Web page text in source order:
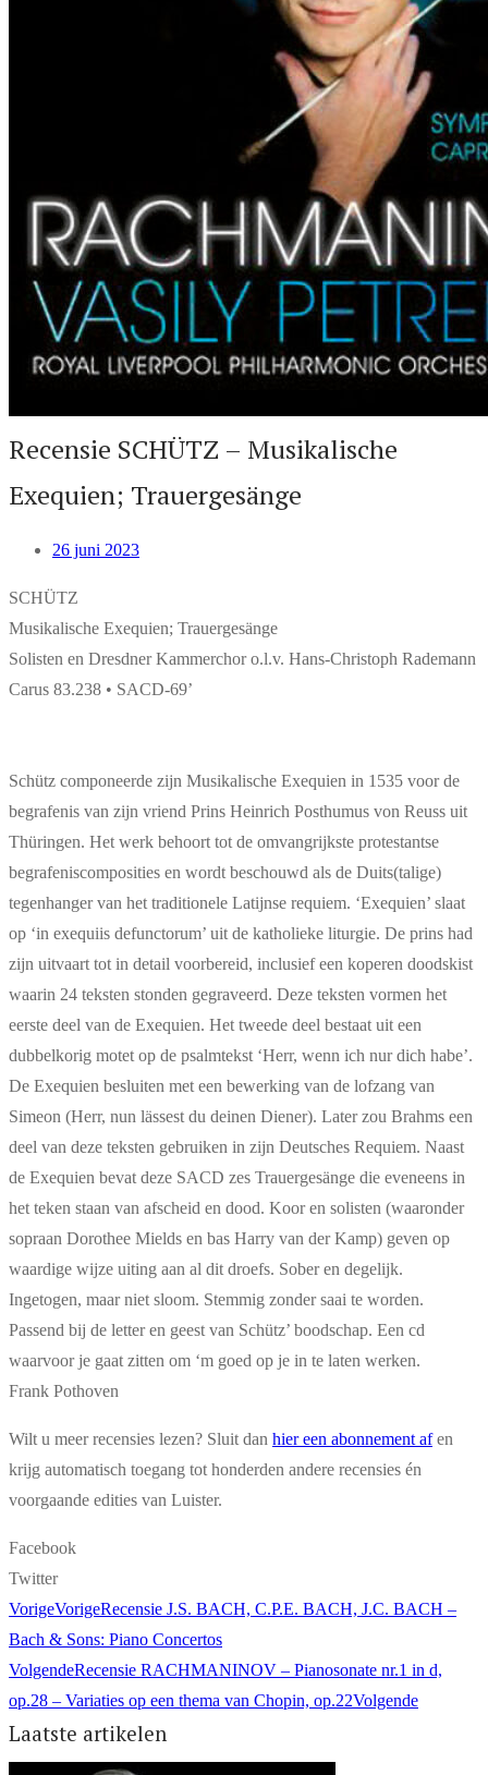
Recensie SCHÜTZ – Musikalische
Exequien; Trauergesänge
26 juni 2023
SCHÜTZ
Musikalische Exequien; Trauergesänge
Solisten en Dresdner Kammerchor o.l.v. Hans-Christoph Rademann
Carus 83.238 • SACD-69’
Schütz componeerde zijn Musikalische Exequien in 1535 voor de
begrafenis van zijn vriend Prins Heinrich Posthumus von Reuss uit
Thüringen. Het werk behoort tot de omvangrijkste protestantse
begrafeniscomposities en wordt beschouwd als de Duits(talige)
tegenhanger van het traditionele Latijnse requiem. ‘Exequien’ slaat
op ‘in exequiis defunctorum’ uit de katholieke liturgie. De prins had
zijn uitvaart tot in detail voorbereid, inclusief een koperen doodskist
waarin 24 teksten stonden gegraveerd. Deze teksten vormen het
eerste deel van de Exequien. Het tweede deel bestaat uit een
dubbelkorig motet op de psalmtekst ‘Herr, wenn ich nur dich habe’.
De Exequien besluiten met een bewerking van de lofzang van
Simeon (Herr, nun lässest du deinen Diener). Later zou Brahms een
deel van deze teksten gebruiken in zijn Deutsches Requiem. Naast
de Exequien bevat deze SACD zes Trauergesänge die eveneens in
het teken staan van afscheid en dood. Koor en solisten (waaronder
sopraan Dorothee Mields en bas Harry van der Kamp) geven op
waardige wijze uiting aan al dit droefs. Sober en degelijk.
Ingetogen, maar niet sloom. Stemmig zonder saai te worden.
Passend bij de letter en geest van Schütz’ boodschap. Een cd
waarvoor je gaat zitten om ‘m goed op je in te laten werken.
Frank Pothoven
Wilt u meer recensies lezen? Sluit dan hier een abonnement afen
krijg automatisch toegang tot honderden andere recensies én
voorgaande edities van Luister.
Facebook
Twitter
VorigeVorigeRecensie J.S. BACH, C.P.E. BACH, J.C. BACH –
Bach & Sons: Piano Concertos
VolgendeRecensie RACHMANINOV – Pianosonate nr.1 in d,
op.28 – Variaties op een thema van Chopin, op.22Volgende
Laatste artikelen